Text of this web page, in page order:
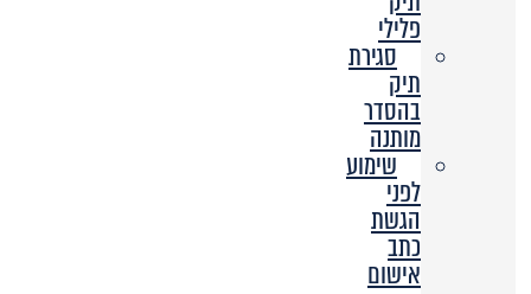
פלילי
סגירת
תיק
בהסדר
מותנה
שימוע
לפני
הגשת
כתב
אישום